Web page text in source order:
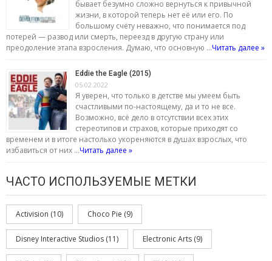
бывает безумно сложно вернуться к привычной
жизни, в которой теперь нет её или его. По
большому счёту неважно, что понимается под
потерей — развод или смерть, переезд в другую страну или
преодоление этапа взросления. Думаю, что основную …Читать далее »
Eddie the Eagle (2015)
05.02.2022
Я уверен, что только в детстве мы умеем быть
счастливыми по-настоящему, да и то не все.
Возможно, всё дело в отсутствии всех этих
стереотипов и страхов, которые приходят со
временем и в итоге настолько укореняются в душах взрослых, что
избавиться от них …Читать далее »
ЧАСТО ИСПОЛЬЗУЕМЫЕ МЕТКИ
Activision (10) Choco Pie (9)
Disney Interactive Studios (11) Electronic Arts (9)